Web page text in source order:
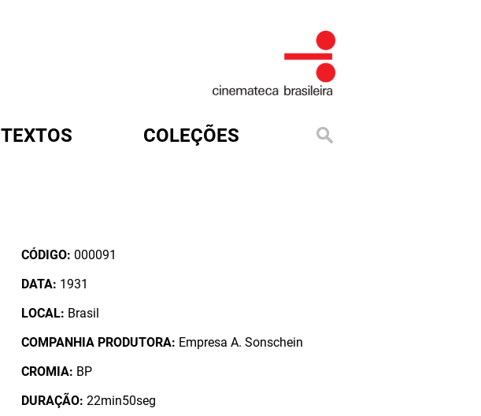
TEXTOS COLEÇÕES
CÓDIGO: 000091
DATA: 1931
LOCAL: Brasil
COMPANHIA PRODUTORA: Empresa A. Sonschein
CROMIA: BP
DURAÇÃO: 22min50seg